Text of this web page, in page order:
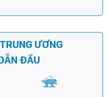
rộng cơ hội bảo vệ thị lực
ƯƠNG
ĐẦU